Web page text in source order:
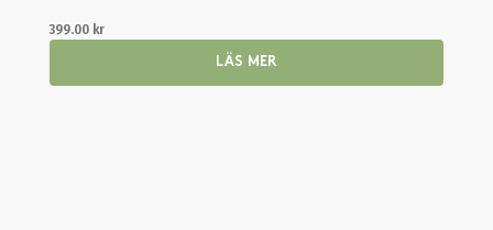
399.00 kr
LÄS MER